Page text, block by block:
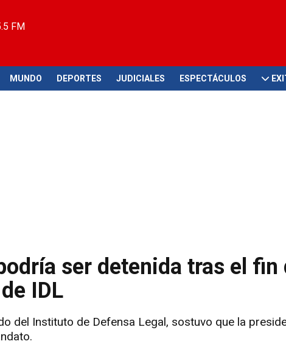
FM
MUNDO DEPORTES JUDICIALES ESPECTÁCULOS
ser detenida tras el fin
IDL
del Instituto de Defensa Legal, sostuvo que la